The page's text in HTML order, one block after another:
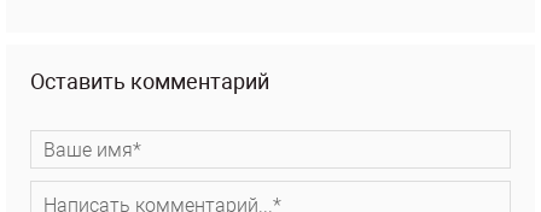
Оставить комментарий